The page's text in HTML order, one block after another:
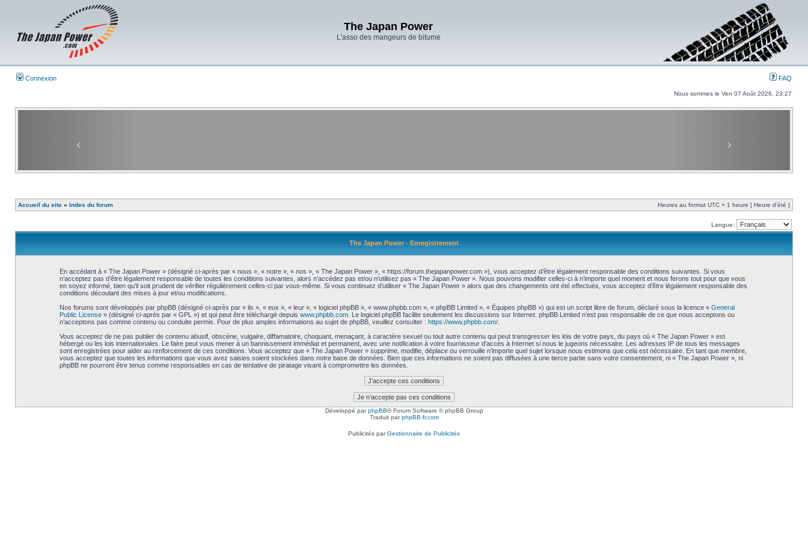
The Japan Power
L'asso des mangeurs de bitume
Connexion FAQ
Nous sommes le Ven 07 Août 2026, 23:27
Accueil du site » Index du forum Heures au format UTC + 1 heure [ Heure d’été ]
Langue:
The Japan Power - Enregistrement
En accédant à « The Japan Power » (désigné ci-après par « nous », « notre », « nos », « The Japan Power », « https://forum.thejapanpower.com »), vous acceptez d’être légalement responsable des conditions suivantes. Si vous
n’acceptez pas d’être légalement responsable de toutes les conditions suivantes, alors n’accédez pas et/ou n’utilisez pas « The Japan Power ». Nous pouvons modifier celles-ci à n’importe quel moment et nous ferons tout pour que vous
en soyez informé, bien qu’il soit prudent de vérifier régulièrement celles-ci par vous-même. Si vous continuez d’utiliser « The Japan Power » alors que des changements ont été effectués, vous acceptez d’être légalement responsable des
conditions découlant des mises à jour et/ou modifications.
Nos forums sont développés par phpBB (désigné ci-après par « ils », « eux », « leur », « logiciel phpBB », « www.phpbb.com », « phpBB Limited », « Équipes phpBB ») qui est un script libre de forum, déclaré sous la licence « General
Public License» (désigné ci-après par « GPL ») et qui peut être téléchargé depuis www.phpbb.com. Le logiciel phpBB facilite seulement les discussions sur Internet. phpBB Limited n’est pas responsable de ce que nous acceptons ou
n’acceptons pas comme contenu ou conduite permis. Pour de plus amples informations au sujet de phpBB, veuillez consulter : https://www.phpbb.com/.
Vous acceptez de ne pas publier de contenu abusif, obscène, vulgaire, diffamatoire, choquant, menaçant, à caractère sexuel ou tout autre contenu qui peut transgresser les lois de votre pays, du pays où « The Japan Power » est
hébergé ou les lois internationales. Le faire peut vous mener à un bannissement immédiat et permanent, avec une notification à votre fournisseur d’accès à Internet si nous le jugeons nécessaire. Les adresses IP de tous les messages
sont enregistrées pour aider au renforcement de ces conditions. Vous acceptez que « The Japan Power » supprime, modifie, déplace ou verrouille n’importe quel sujet lorsque nous estimons que cela est nécessaire. En tant que membre,
vous acceptez que toutes les informations que vous avez saisies soient stockées dans notre base de données. Bien que ces informations ne soient pas diffusées à une tierce partie sans votre consentement, ni « The Japan Power », ni
phpBB ne pourront être tenus comme responsables en cas de tentative de piratage visant à compromettre les données.
Développé parphpBB® Forum Software © phpBB Group
Traduit parphpBB-fr.com
Publicités parGestionnaire de Publicités